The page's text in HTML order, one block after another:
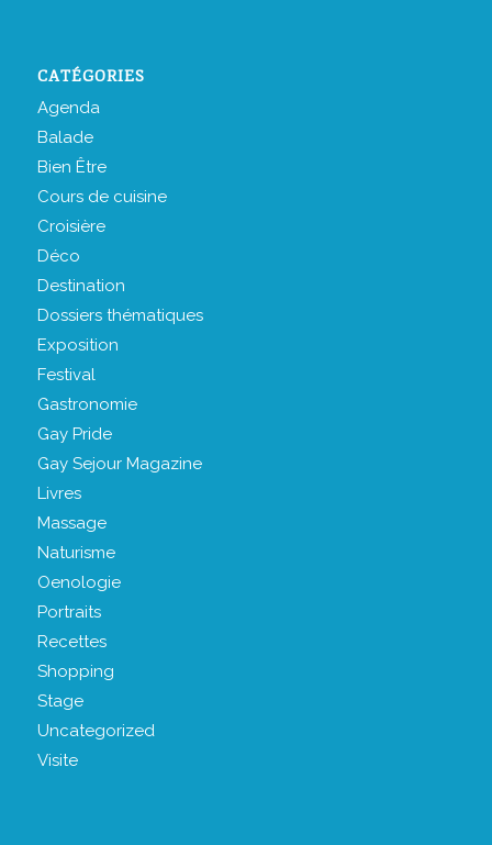
CATÉGORIES
Agenda
Balade
Bien Être
Cours de cuisine
Croisière
Déco
Destination
Dossiers thématiques
Exposition
Festival
Gastronomie
Gay Pride
Gay Sejour Magazine
Livres
Massage
Naturisme
Oenologie
Portraits
Recettes
Shopping
Stage
Uncategorized
Visite